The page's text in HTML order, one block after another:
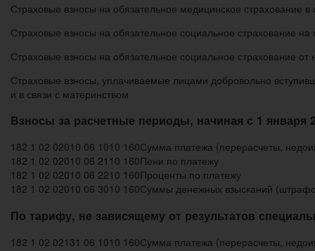
Страховые взносы на обязательное медицинское страхование
Страховые взносы на обязательное социальное страхование
Страховые взносы на обязательное социальное страхование
Страховые взносы, уплачиваемые лицами добровольно
и в связи с материнством
Взносы за расчетные периоды, начиная с 1 января
182 1 02 02010 06 1010 160Сумма платежа (перерасчеты,
182 1 02 02010 06 2110 160Пени по платежу
182 1 02 02010 06 2210 160Проценты по платежу
182 1 02 02010 06 3010 160Суммы денежных взысканий
По тарифу, не зависящему от результатов
182 1 02 02131 06 1010 160Сумма платежа (перерасчеты,